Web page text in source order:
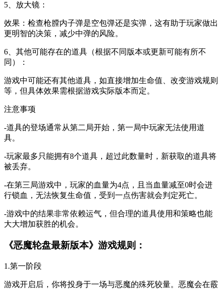
5、放大镜：
效果：检查枪膛内子弹是空包弹还是实弹，这有助于玩家做出
更明智的决策，减少中弹的风险。
6、其他可能存在的道具（根据不同版本或更新可能有所不
同）：
游戏中可能还有其他道具，如直接增加生命值、改变游戏规则
等，但具体效果需根据游戏实际版本而定。
注意事项
-道具的登场通常从第二局开始，第一局中玩家无法使用道
具。
-玩家最多只能拥有8个道具，超过此数量时，新获取的道具将
被丢弃。
-在第三局游戏中，玩家的血量为4点，且当血量减至0时会进
行锁血，无法恢复生命值，受到一点伤害就会判定死亡。
-游戏中的结果非常依赖运气，但合理的道具使用和策略也能
大大增加获胜的机会。
《恶魔轮盘最新版本》游戏规则：
1.第一阶段
游戏开启后，你将投身于一场与恶魔的殊死较量。恶魔会在霰